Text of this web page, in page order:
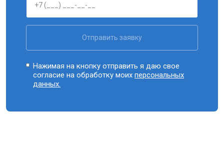
Отправить заявку
Нажимая на кнопку отправить я даю свое
согласие на обработку моихперсональных
данных.